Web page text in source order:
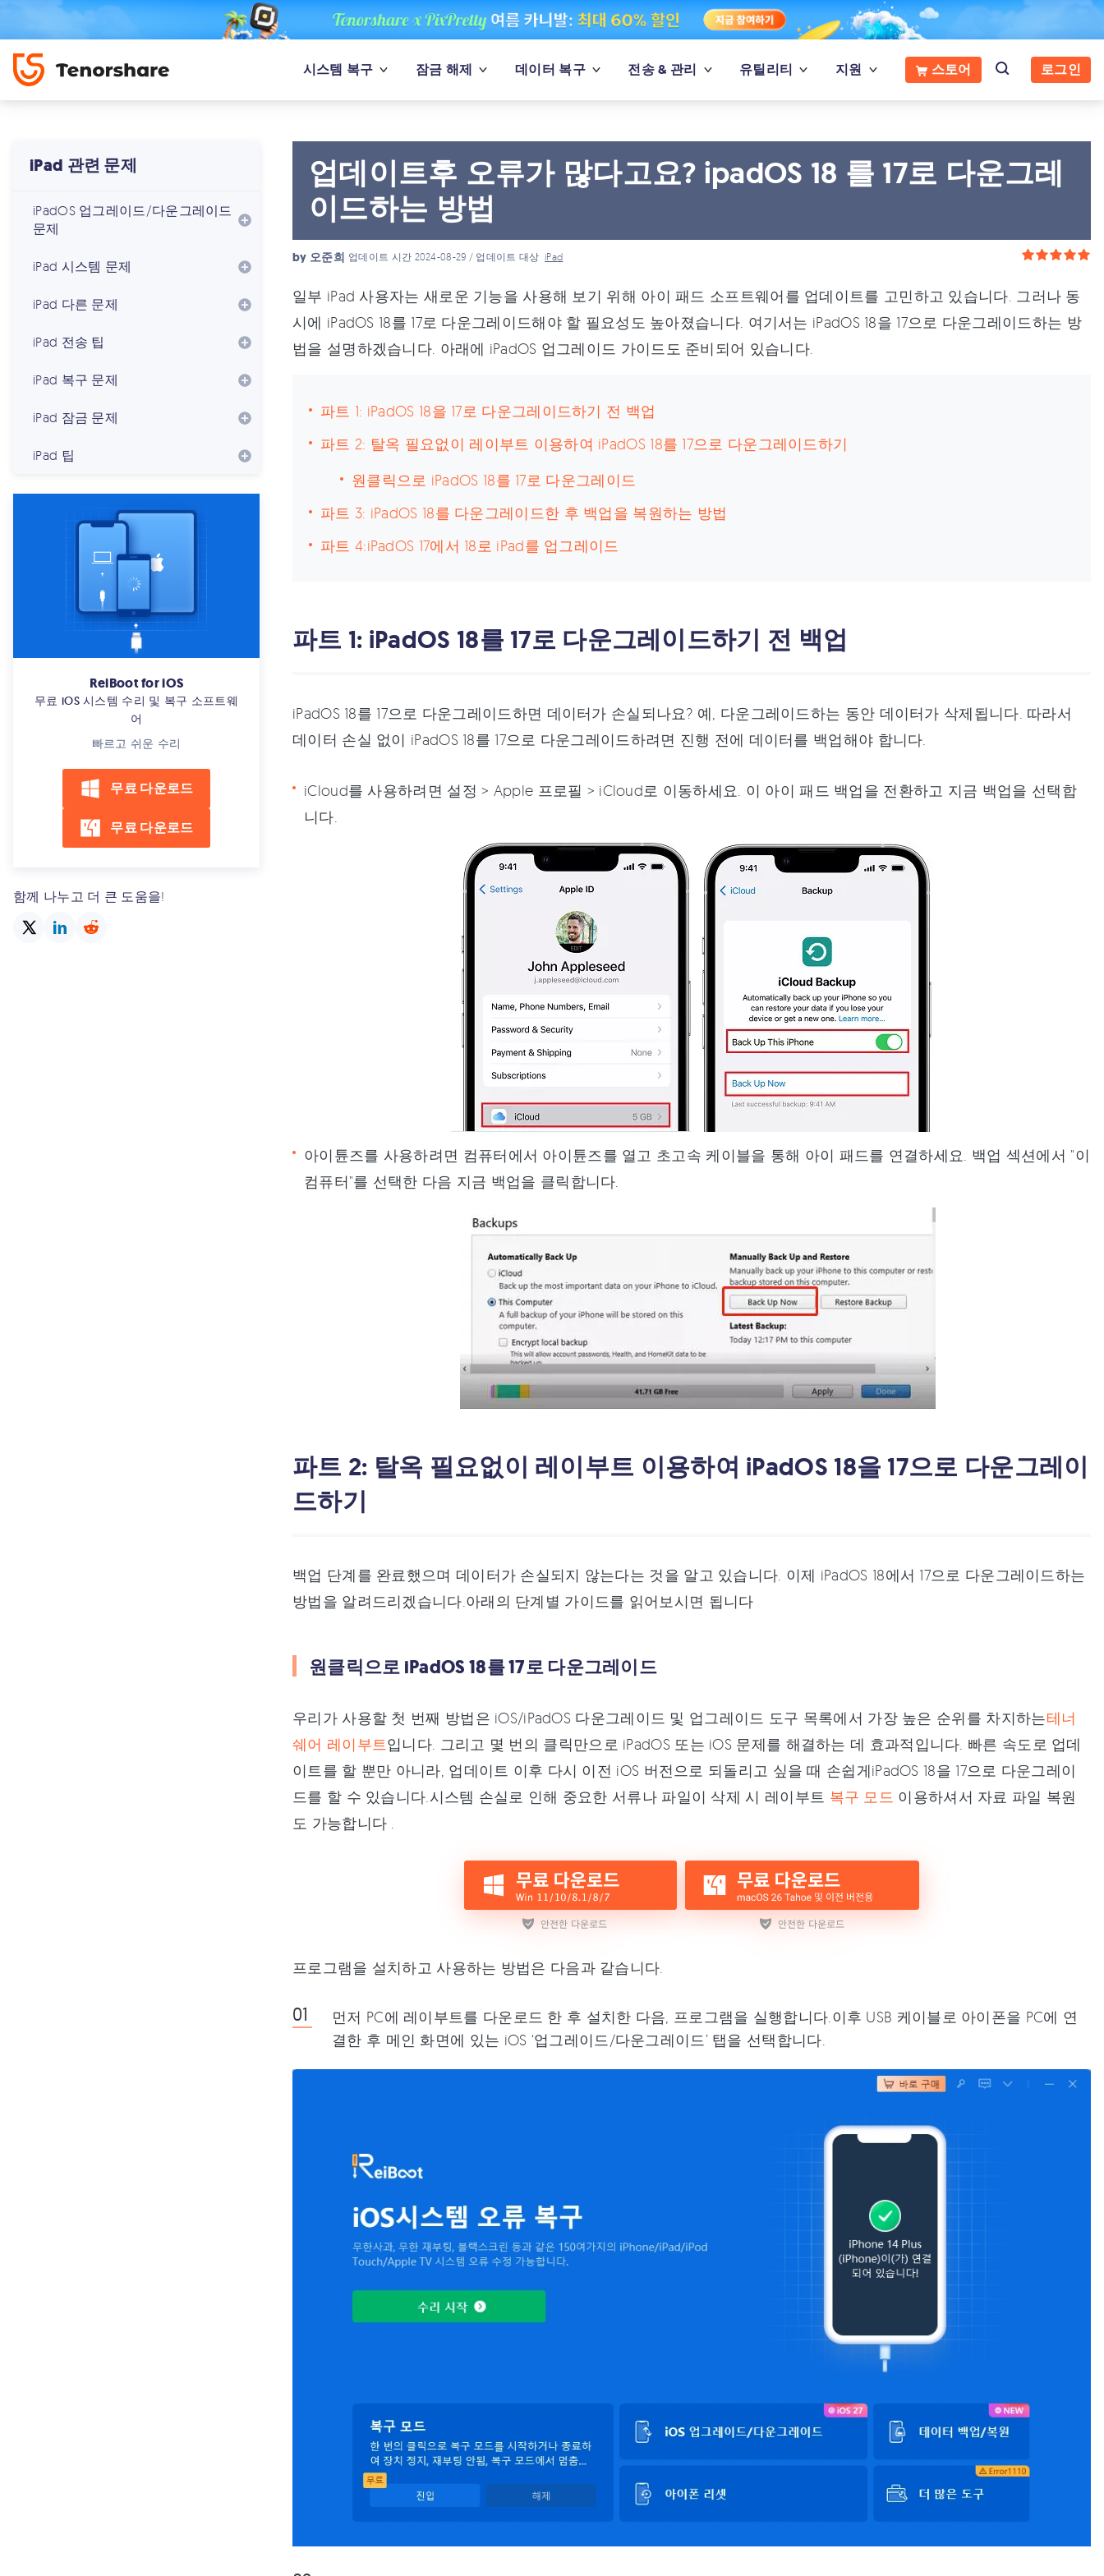
시스템 복구 잠금 해제 데이터 복구 전송 & 관리 유틸리티 지원 스토어 로그인
iPad 관련 문제
iPadOS 업그레이드/다운그레이드
문제
iPad 시스템 문제
iPad 다른 문제
iPad 전송 팁
iPad 복구 문제
iPad 잠금 문제
iPad 팁
ReiBoot for iOS
무료 iOS 시스템 수리 및 복구 소프트웨
어
빠르고 쉬운 수리
무료 다운로드
무료 다운로드
함께 나누고 더 큰 도움을!
업데이트후 오류가 많다고요? ipadOS 18 를 17로 다운그레
이드하는 방법
by 오준희 업데이트 시간 2024-08-29 / 업데이트 대상iPad
일부 iPad 사용자는 새로운 기능을 사용해 보기 위해 아이 패드 소프트웨어를 업데이트를 고민하고 있습니다. 그러나 동
시에 iPadOS 18를 17로 다운그레이드해야 할 필요성도 높아졌습니다. 여기서는 iPadOS 18을 17으로 다운그레이드하는 방
법을 설명하겠습니다. 아래에 iPadOS 업그레이드 가이드도 준비되어 있습니다.
파트 1: iPadOS 18을 17로 다운그레이드하기 전 백업
파트 2: 탈옥 필요없이 레이부트 이용하여 iPadOS 18를 17으로 다운그레이드하기
원클릭으로 iPadOS 18를 17로 다운그레이드
파트 3: iPadOS 18를 다운그레이드한 후 백업을 복원하는 방법
파트 4:iPadOS 17에서 18로 iPad를 업그레이드
파트 1: iPadOS 18를 17로 다운그레이드하기 전 백업
iPadOS 18를 17으로 다운그레이드하면 데이터가 손실되나요? 예, 다운그레이드하는 동안 데이터가 삭제됩니다. 따라서
데이터 손실 없이 iPadOS 18를 17으로 다운그레이드하려면 진행 전에 데이터를 백업해야 합니다.
iCloud를 사용하려면 설정 > Apple 프로필 > iCloud로 이동하세요. 이 아이 패드 백업을 전환하고 지금 백업을 선택합
니다.
아이튠즈를 사용하려면 컴퓨터에서 아이튠즈를 열고 초고속 케이블을 통해 아이 패드를 연결하세요. 백업 섹션에서 "이
컴퓨터"를 선택한 다음 지금 백업을 클릭합니다.
파트 2: 탈옥 필요없이 레이부트 이용하여 iPadOS 18을 17으로 다운그레이
드하기
백업 단계를 완료했으며 데이터가 손실되지 않는다는 것을 알고 있습니다. 이제 iPadOS 18에서 17으로 다운그레이드하는
방법을 알려드리겠습니다.아래의 단계별 가이드를 읽어보시면 됩니다
원클릭으로 iPadOS 18를 17로 다운그레이드
우리가 사용할 첫 번째 방법은 iOS/iPadOS 다운그레이드 및 업그레이드 도구 목록에서 가장 높은 순위를 차지하는테너
쉐어 레이부트입니다. 그리고 몇 번의 클릭만으로 iPadOS 또는 iOS 문제를 해결하는 데 효과적입니다. 빠른 속도로 업데
이트를 할 뿐만 아니라, 업데이트 이후 다시 이전 iOS 버전으로 되돌리고 싶을 때 손쉽게iPadOS 18을 17으로 다운그레이
드를 할 수 있습니다.시스템 손실로 인해 중요한 서류나 파일이 삭제 시 레이부트 복구 모드 이용하셔서 자료 파일 복원
도 가능합니다 .
프로그램을 설치하고 사용하는 방법은 다음과 같습니다.
먼저 PC에 레이부트를 다운로드 한 후 설치한 다음, 프로그램을 실행합니다.이후 USB 케이블로 아이폰을 PC에 연
결한 후 메인 화면에 있는 iOS ‘업그레이드/다운그레이드’ 탭을 선택합니다.